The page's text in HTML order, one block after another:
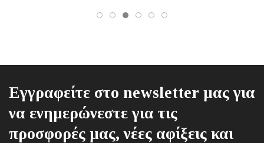
επιλεγούν
του
Εγγραφείτε στο newsletter μας για
να ενημερώνεστε για τις
προσφορές μας, νέες αφίξεις και